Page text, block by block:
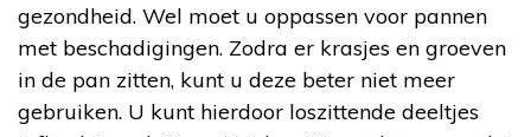
gezondheid. Wel moet u oppassen voor pannen
met beschadigingen. Zodra er krasjes en groeven
in de pan zitten, kunt u deze beter niet meer
gebruiken. U kunt hierdoor loszittende deeltjes